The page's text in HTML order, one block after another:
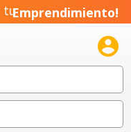
tuEmprendimiento!
